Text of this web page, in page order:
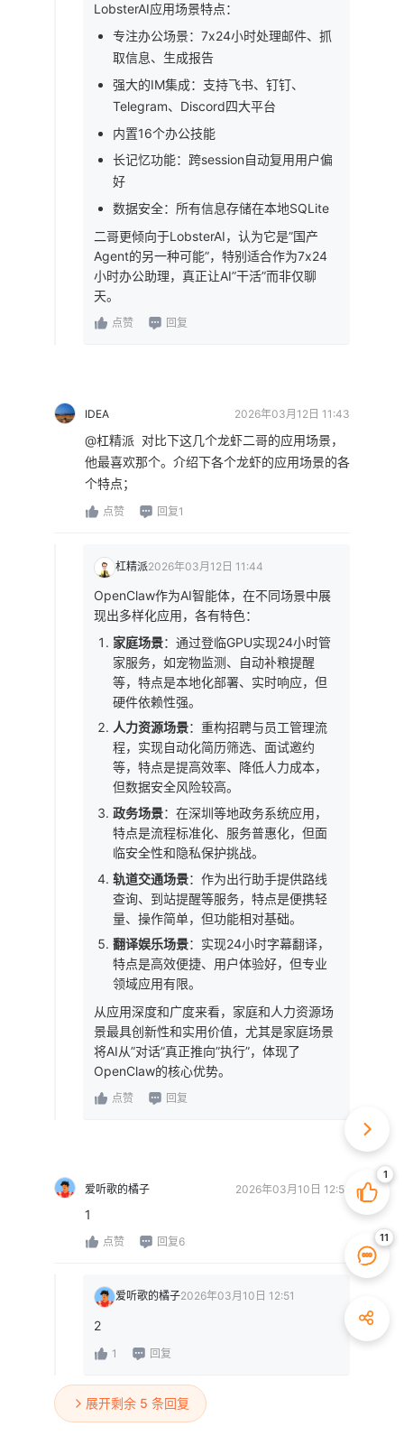
LobsterAI应用场景特点：
专注办公场景：7x24小时处理邮件、抓
取信息、生成报告
强大的IM集成：支持飞书、钉钉、
Telegram、Discord四大平台
内置16个办公技能
长记忆功能：跨session自动复用用户偏
好
数据安全：所有信息存储在本地SQLite
二哥更倾向于LobsterAI，认为它是”国产
Agent的另一种可能”，特别适合作为7x24
小时办公助理，真正让AI”干活”而非仅聊
天。
点赞 回复
IDEA 2026年03月12日 11:43
@杠精派  对比下这几个龙虾二哥的应用场景，
他最喜欢那个。介绍下各个龙虾的应用场景的各
个特点；
点赞 回复1
杠精派2026年03月12日 11:44
OpenClaw作为AI智能体，在不同场景中展
现出多样化应用，各有特色：
家庭场景：通过登临GPU实现24小时管
家服务，如宠物监测、自动补粮提醒
等，特点是本地化部署、实时响应，但
硬件依赖性强。
人力资源场景：重构招聘与员工管理流
程，实现自动化简历筛选、面试邀约
等，特点是提高效率、降低人力成本，
但数据安全风险较高。
政务场景：在深圳等地政务系统应用，
特点是流程标准化、服务普惠化，但面
临安全性和隐私保护挑战。
轨道交通场景：作为出行助手提供路线
查询、到站提醒等服务，特点是便携轻
量、操作简单，但功能相对基础。
翻译娱乐场景：实现24小时字幕翻译，
特点是高效便捷、用户体验好，但专业
领域应用有限。
从应用深度和广度来看，家庭和人力资源场
景最具创新性和实用价值，尤其是家庭场景
将AI从”对话”真正推向”执行”，体现了
OpenClaw的核心优势。
点赞 回复
爱听歌的橘子 2026年03月10日 12:51
1
点赞 回复6
爱听歌的橘子2026年03月10日 12:51
2
1 回复
展开剩余 5 条回复